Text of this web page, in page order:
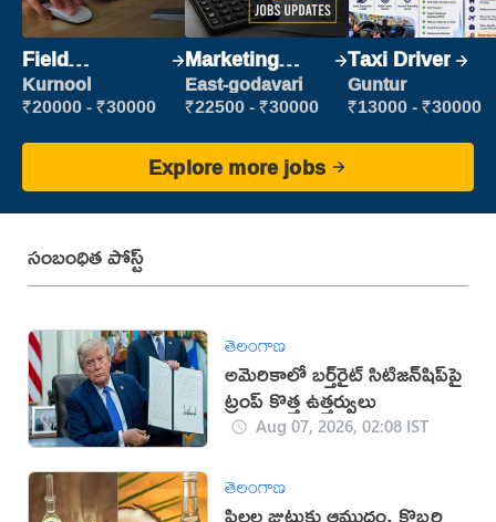
Field
Marketing
Executive
Kurnool
₹20000 - ₹30000
Marketing
Executive
East-godavari
₹22500 - ₹30000
Taxi Driver
Guntur
₹13000 - ₹30000
Explore more jobs
సంబంధిత పోస్ట్
తెలంగాణ
అమెరికాలో బర్త్‌రైట్ సిటిజన్‌షిప్‌పై
ట్రంప్ కొత్త ఉత్తర్వులు
Aug 07, 2026, 02:08 IST
తెలంగాణ